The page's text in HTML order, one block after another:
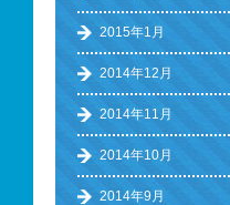
2015年1月
2014年12月
2014年11月
2014年10月
2014年9月